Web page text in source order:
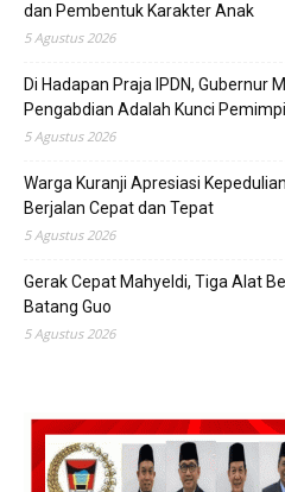
dan Pembentuk Karakter Anak
5 Agustus 2026
Di Hadapan Praja IPDN, Gubernur
Pengabdian Adalah Kunci
5 Agustus 2026
Warga Kuranji Apresiasi
Berjalan Cepat dan Tepat
5 Agustus 2026
Gerak Cepat Mahyeldi, Tiga Alat
Batang Guo
5 Agustus 2026